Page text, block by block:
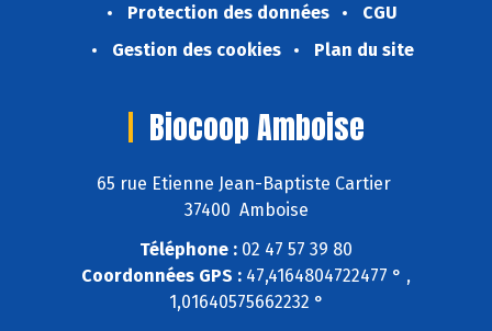
Protection des données
CGU
Gestion des cookies
Plan du site
Biocoop Amboise
65 rue Etienne Jean-Baptiste Cartier
37400 Amboise
Téléphone : 02 47 57 39 80
Coordonnées GPS : 47,4164804722477 ° ,
1,01640575662232 °